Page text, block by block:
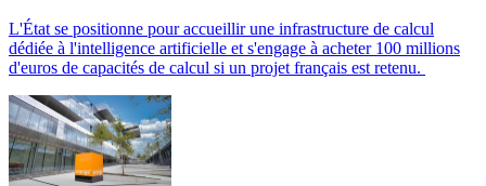
L'État se positionne pour accueillir une infrastructure de calcul
dédiée à l'intelligence artificielle et s'engage à acheter 100 millions
d'euros de capacités de calcul si un projet français est retenu.